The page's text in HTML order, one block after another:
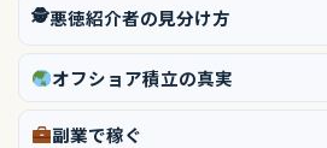
🕵️悪徳紹介者の見分け方
オフショア積立の真実
副業で稼ぐ